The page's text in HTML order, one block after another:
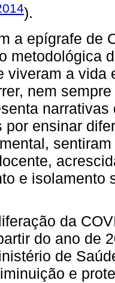
).
a epígrafe de
metodológica
viveram a vida
nem
por ensinar
e isolamento
da
do ano de
de
e